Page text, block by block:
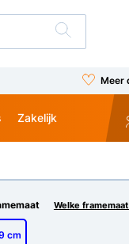
Meer
Zakelijk
Welke
cm